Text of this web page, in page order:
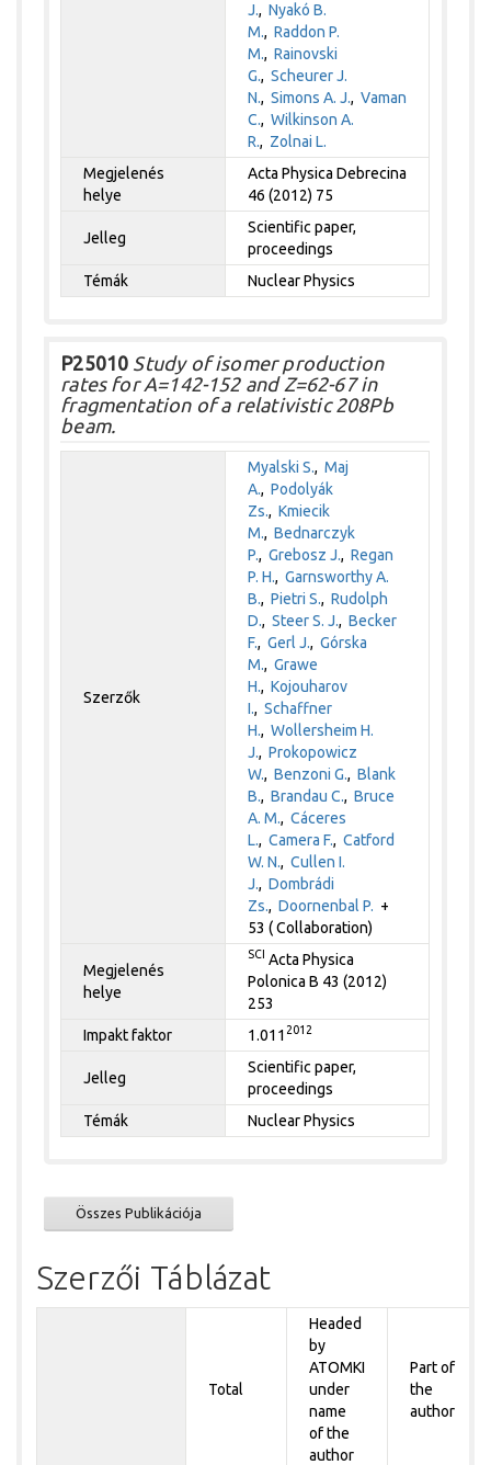
J.,Nyakó B.
M.,Raddon P.
M.,Rainovski
G.,Scheurer J.
N.,Simons A. J.,Vaman
C.,Wilkinson A.
R., Zolnai L.
Megjelenés
helye
Acta Physica Debrecina
46 (2012) 75
Jelleg
Scientific paper,
proceedings
Témák
Nuclear Physics
P25010 Study of isomer production
rates for A=142-152 and Z=62-67 in
fragmentation of a relativistic 208Pb
beam.
Szerzők
Myalski S.,Maj
A.,Podolyák
Zs.,Kmiecik
M.,Bednarczyk
P.,Grebosz J.,Regan
P. H.,Garnsworthy A.
B.,Pietri S.,Rudolph
D.,Steer S. J.,Becker
F.,Gerl J.,Górska
M.,Grawe
H.,Kojouharov
I.,Schaffner
H.,Wollersheim H.
J.,Prokopowicz
W.,Benzoni G.,Blank
B.,Brandau C.,Bruce
A. M.,Cáceres
L.,Camera F.,Catford
W. N.,Cullen I.
J.,Dombrádi
Zs.,Doornenbal P. +
53 ( Collaboration)
Megjelenés
helye
SCI Acta Physica
Polonica B 43 (2012)
253
Impakt faktor
1.011 2012
Jelleg
Scientific paper,
proceedings
Témák
Nuclear Physics
Összes Publikációja
Szerzői Táblázat
Total
Headed
by
ATOMKI
under
name
of the
author
Part of
the
author